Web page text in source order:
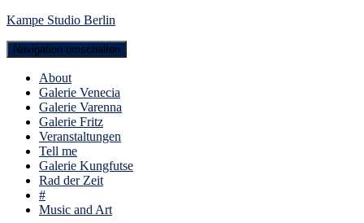
Kampe Studio Berlin
Navigation umschalten
About
Galerie Venecia
Galerie Varenna
Galerie Fritz
Veranstaltungen
Tell me
Galerie Kungfutse
Rad der Zeit
#
Music and Art